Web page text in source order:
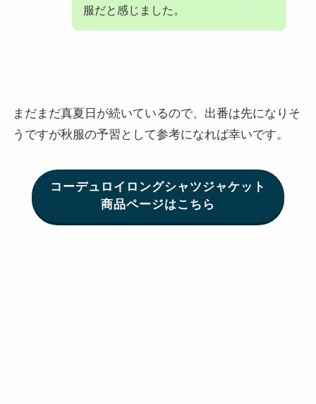
服だと感じました。
まだまだ真夏日が続いているので、出番は先になりそ
うですが秋服の予習として参考になれば幸いです。
コーデュロイロングシャツジャケット
商品ページはこちら